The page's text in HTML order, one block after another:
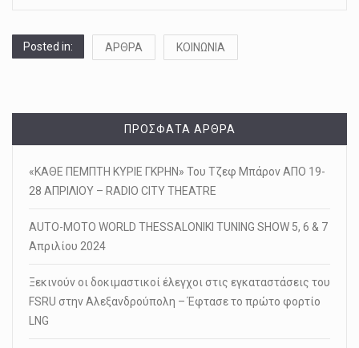
Posted in: ΑΡΘΡΑ ΚΟΙΝΩΝΙΑ
ΠΡΌΣΦΑΤΑ ΆΡΘΡΑ
«ΚΑΘΕ ΠΕΜΠΤΗ ΚΥΡΙΕ ΓΚΡΗΝ» Του Τζεφ Μπάρον ΑΠΟ 19-
28 ΑΠΡΙΛΙΟΥ – RADIO CITY THEATRE
AUTO-MOTO WORLD THESSALONIKI TUNING SHOW 5, 6 & 7
Απριλίου 2024
Ξεκινούν οι δοκιμαστικοί έλεγχοι στις εγκαταστάσεις του
FSRU στην Αλεξανδρούπολη – Έφτασε το πρώτο φορτίο
LNG